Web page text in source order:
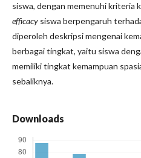
siswa, dengan memenuhi kriteria
efficacy siswa berpengaruh
diperoleh deskripsi mengenai
berbagai tingkat, yaitu siswa
memiliki tingkat kemampuan
sebaliknya.
Downloads